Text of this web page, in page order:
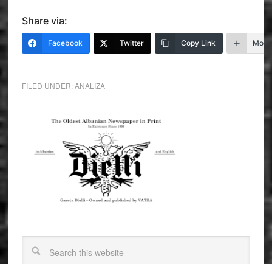
Share via:
Facebook Twitter Copy Link More
FILED UNDER:ANALIZA